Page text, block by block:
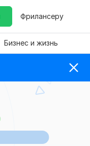
Фрилансеру
Бизнес и жизнь